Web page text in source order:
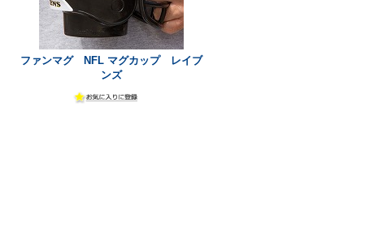
ファンマグ NFL マグカップ レイブ
ンズ